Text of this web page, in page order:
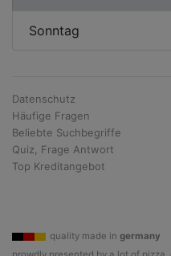
Sonntag
Datenschutz
Häufige Fragen
Beliebte Suchbegriffe
Quiz, Frage Antwort
Top Kreditangebot
quality made in germany